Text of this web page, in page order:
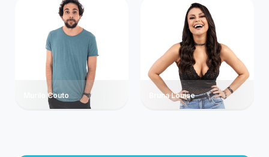
Murilo Couto Bruna Louise